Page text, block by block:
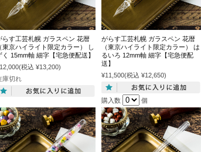
らす工芸札幌 ガラスペン 花暦
（東京ハイライト限定カラー） し
く 15mm軸 細字【宅急便配送】
(税込 ¥13,200)
庫切れ
がらす工芸札幌 ガラスペン 花暦
（東京ハイライト限定カラー） は
るいろ 12mm軸 細字【宅急便配
送】
¥11,500(税込 ¥12,650)
購入数 個